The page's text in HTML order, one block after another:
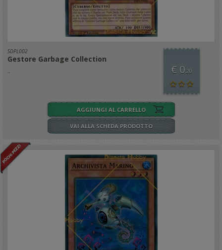
SDPL002
Gestore Garbage Collection
.. € 0,20
AGGIUNGI AL CARRELLO
VAI ALLA SCHEDA PRODOTTO